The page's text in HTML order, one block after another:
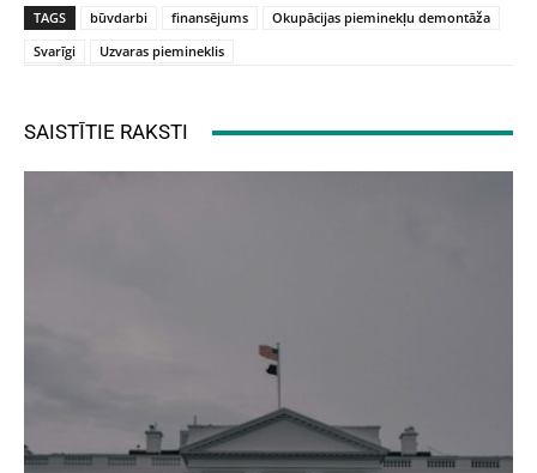
TAGS būvdarbi finansējums
Okupācijas pieminekļu demontāža
Svarīgi
Uzvaras piemineklis
SAISTĪTIE RAKSTI